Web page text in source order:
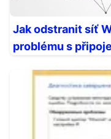
Jak odstranit síť
problému s